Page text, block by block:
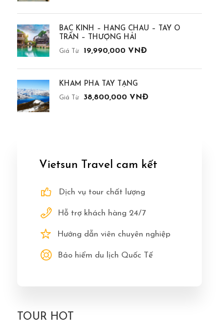
BẮC KINH – HÀNG CHÂU – TÂY Ô
TRẤN – THƯỢNG HẢI
Giá Từ 19,990,000 VNĐ
KHÁM PHÁ TÂY TẠNG
Giá Từ 38,800,000 VNĐ
Vietsun Travel cam kết
Dịch vụ tour chất lượng
Hỗ trợ khách hàng 24/7
Hướng dẫn viên chuyên nghiệp
Bảo hiểm du lịch Quốc Tế
TOUR HOT